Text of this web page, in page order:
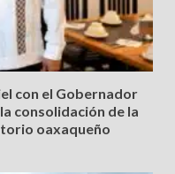
con el Gobernador
consolidación de la
oaxaqueño